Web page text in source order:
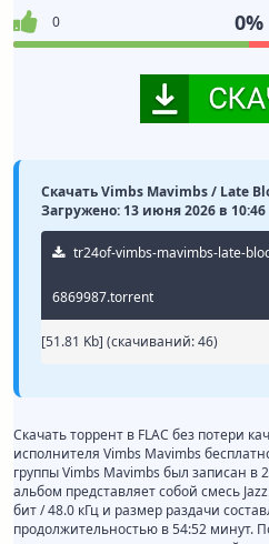
0 0%
Скачать Vimbs Mavimbs / Late
Загружено: 13 июня 2026 в 10:46
tr24of-vimbs-mavimbs-late-
6869987.torrent
[51.81 Kb] (cкачиваний: 46)
Скачать торрент в FLAC без потери
исполнителя Vimbs Mavimbs
группы Vimbs Mavimbs был записан в
альбом представляет собой смесь
бит / 48.0 кГц и размер раздачи
продолжительностью в 54:52 минут.